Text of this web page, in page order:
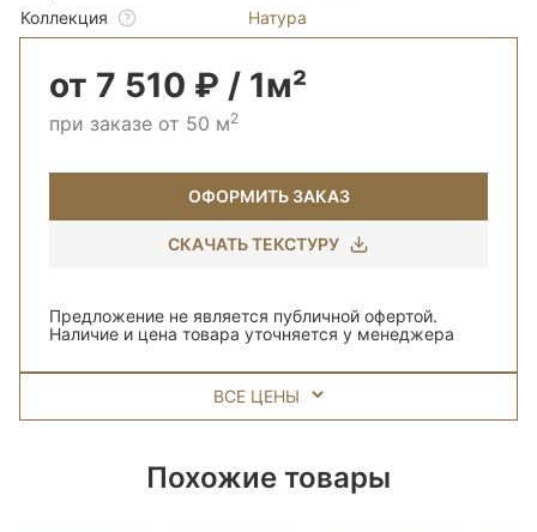
Коллекция
Натура
от 7 510 ₽ / 1м²
при заказе от 50 м2
ОФОРМИТЬ ЗАКАЗ
СКАЧАТЬ ТЕКСТУРУ
Предложение не является публичной офертой.
Наличие и цена товара уточняется у менеджера
ВСЕ ЦЕНЫ
Похожие товары